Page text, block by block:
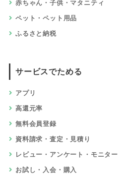
赤ちゃん・子供・マタニティ
ペット・ペット用品
ふるさと納税
サービスでためる
アプリ
高還元率
無料会員登録
資料請求・査定・見積り
レビュー・アンケート・モニター
お試し・入会・購入